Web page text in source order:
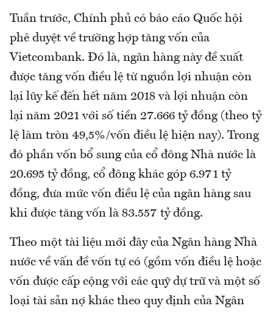
Tuần trước, Chính phủ có báo cáo Quốc hội
phê duyệt về trường hợp tăng vốn của
Vietcombank. Đó là, ngân hàng này đề xuất
được tăng vốn điều lệ từ nguồn lợi nhuận còn
lại lũy kế đến hết năm 2018 và lợi nhuận còn
lại năm 2021 với số tiền 27.666 tỷ đồng (theo tỷ
lệ làm tròn 49,5%/vốn điều lệ hiện nay). Trong
đó phần vốn bổ sung của cổ đông Nhà nước là
20.695 tỷ đồng, cổ đông khác góp 6.971 tỷ
đồng, đưa mức vốn điều lệ của ngân hàng sau
khi được tăng vốn là 83.557 tỷ đồng.
Theo một tài liệu mới đây của Ngân hàng Nhà
nước về vấn đề vốn tự có (gồm vốn điều lệ hoặc
vốn được cấp cộng với các quỹ dự trữ và một số
loại tài sản nợ khác theo quy định của Ngân